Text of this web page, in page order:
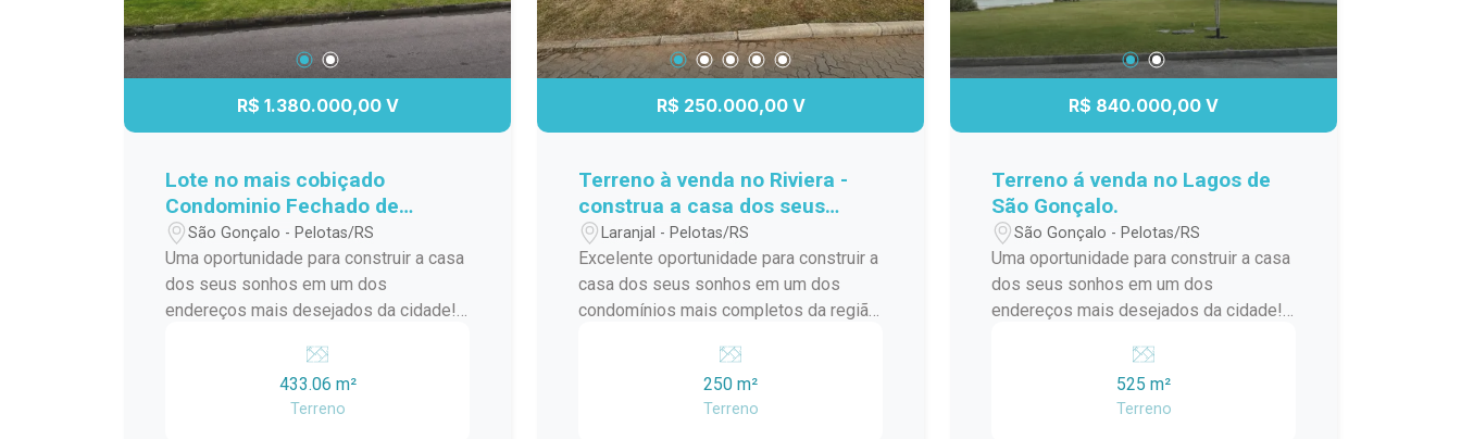
R$ 1.380.000,00 V
Lote no mais cobiçado
Condominio Fechado de
Pelotas - Lagos de São
Gonçalo!
São Gonçalo - Pelotas/RS
Uma oportunidade para construir a casa
dos seus sonhos em um dos
endereços mais desejados da cidade!
Área total: 433,06 m² Amplo espaço
para projeto residencial de alto padrão
Excelente aproveitamento do terreno
433.06 m²
Terreno
R$ 250.000,00 V
Terreno à venda no Riviera -
construa a casa dos seus
sonho.
Laranjal - Pelotas/RS
Excelente oportunidade para construir a
casa dos seus sonhos em um dos
condomínios mais completos da região.
privilegiada, com fácil acesso e
excelente potencial de valorização. O
condomínio oferece infraestrutura
250 m²
Terreno
R$ 840.000,00 V
Terreno á venda no Lagos de
São Gonçalo.
São Gonçalo - Pelotas/RS
Uma oportunidade para construir a casa
dos seus sonhos em um dos
endereços mais desejados da cidade!
projeto residencial de alto padrão
Excelente aproveitamento do terreno
525 m²
Terreno